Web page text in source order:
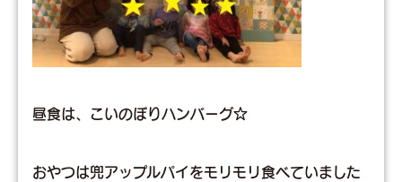
昼食は、こいのぼりハンバーグ☆
おやつは兜アップルパイをモリモリ食べていました